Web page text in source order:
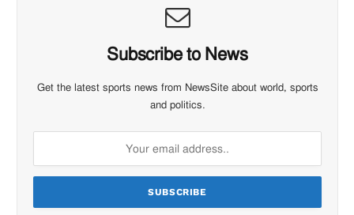
Subscribe to News
Get the latest sports news from NewsSite about world, sports
and politics.